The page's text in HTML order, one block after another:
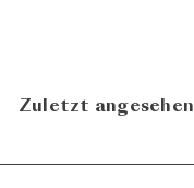
Zuletzt angesehen